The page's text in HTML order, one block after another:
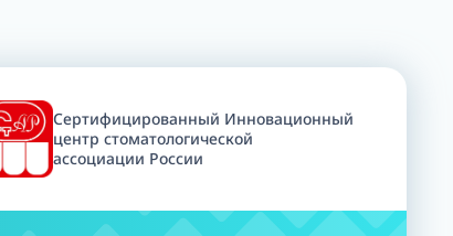
Cертифицированный Инновационный
центр стоматологической
ассоциации России